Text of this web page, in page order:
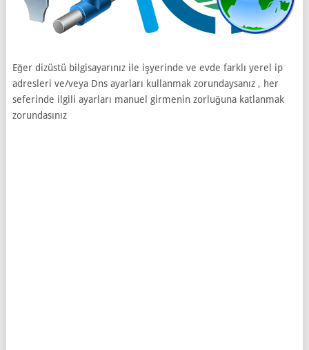
Eğer dizüstü bilgisayarınız ile işyerinde ve evde farklı yerel ip
adresleri ve/veya Dns ayarları kullanmak zorundaysanız , her
seferinde ilgili ayarları manuel girmenin zorluğuna katlanmak
zorundasınız